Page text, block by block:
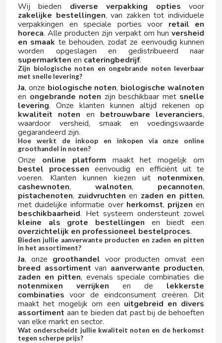
ICEBERG
ISABEL
JAKE
JOFEMAR
JUICY JAY'S
K
Wij bieden diverse verpakking opties voor
zakelijke bestellingen, van zakken tot individuele
verpakkingen en speciale porties voor retail en
horeca. Alle producten zijn verpakt om hun versheid
en smaak te behouden, zodat ze eenvoudig kunnen
worden opgeslagen en gedistribueerd naar
supermarkten en cateringbedrijf.
Zijn biologische noten en ongebrande noten leverbaar
met snelle levering?
Ja, onze biologische noten, biologische walnoten
en ongebrande noten zijn beschikbaar met snelle
levering. Onze klanten kunnen altijd rekenen op
kwaliteit noten en betrouwbare leveranciers,
waardoor versheid, smaak en voedingswaarde
gegarandeerd zijn.
Hoe werkt de inkoop en inkopen via onze online
groothandel in noten?
Onze online platform maakt het mogelijk om
bestel processen eenvoudig en efficiënt uit te
voeren. Klanten kunnen kiezen uit notenmixen,
cashewnoten, walnoten, pecannoten,
pistachenoten, zuidvruchten en zaden en pitten,
met duidelijke informatie over herkomst, prijzen en
beschikbaarheid. Het systeem ondersteunt zowel
kleine als grote bestellingen en biedt een
overzichtelijk en professioneel bestelproces.
Bieden jullie aanverwante producten en zaden en pitten
in het assortiment?
Ja, onze groothandel voor producten omvat een
breed assortiment van aanverwante producten,
zaden en pitten, evenals speciale combinaties die
notenmixen verrijken en de lekkerste
combinaties voor de eindconsument creëren. Dit
maakt het mogelijk om een uitgebreid en divers
assortiment aan te bieden dat past bij de behoeften
van elke markt en sector.
Wat onderscheidt jullie kwaliteit noten en de herkomst
tegen scherpe prijs?